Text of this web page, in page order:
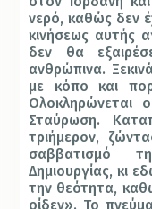
νερό, καθώς δεν
κινήσεως αυτής
δεν θα
ανθρώπινα.
με κόπο και
Σταύρωση.
τριήμερον,
σαββατισμό
Δημιουργίας, κι
την θεότητα,
οίδεν». Το